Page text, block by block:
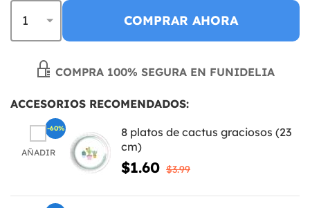
COMPRAR AHORA
COMPRA 100% SEGURA EN FUNIDELIA
ACCESORIOS RECOMENDADOS:
AÑADIR
8 platos de cactus graciosos (23
cm)
$1.60 $3.99
-60%